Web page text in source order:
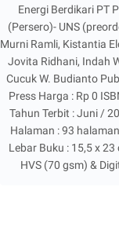
Energi Berdikari PT
(Persero)- UNS
Murni Ramli, Kistantia
Jovita Ridhani, Indah
Cucuk W. Budianto
Press Harga : Rp 0
Tahun Terbit : Juni /
Halaman : 93
Lebar Buku : 15,5 x 23
HVS (70 gsm) &